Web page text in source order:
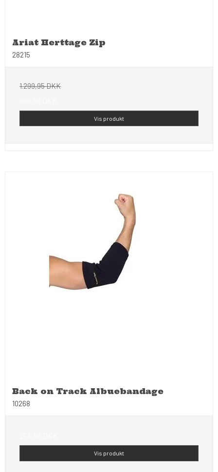
Ariat Herttage Zip
28215
1.299,95 DKK
Vis produkt
Back on Track Albuebandage
10268
Vis produkt